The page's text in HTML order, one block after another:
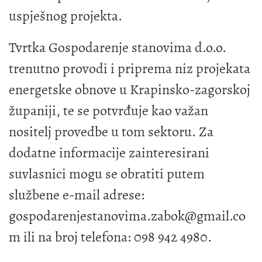
uspješnog projekta.
Tvrtka Gospodarenje stanovima d.o.o.
trenutno provodi i priprema niz projekata
energetske obnove u Krapinsko-zagorskoj
županiji, te se potvrđuje kao važan
nositelj provedbe u tom sektoru. Za
dodatne informacije zainteresirani
suvlasnici mogu se obratiti putem
službene e-mail adrese:
gospodarenjestanovima.zabok@gmail.co
m ili na broj telefona: 098 942 4980.